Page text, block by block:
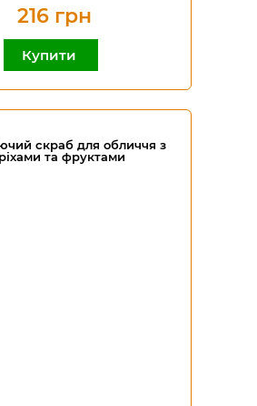
216 грн
Купити
скраб для обличчя з
та фруктами